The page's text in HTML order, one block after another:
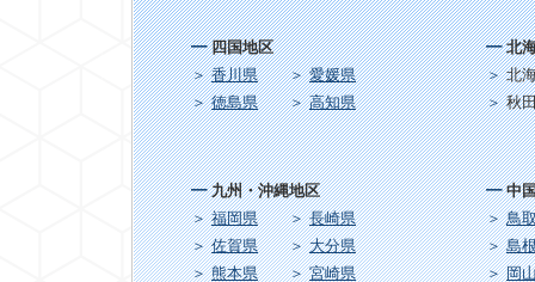
九州・沖縄地区
福岡県
長崎県
佐賀県
大分県
熊本県
宮崎県
北
北
秋
中
鳥
島
岡
四国地区
香川県
愛媛県
徳島県
高知県